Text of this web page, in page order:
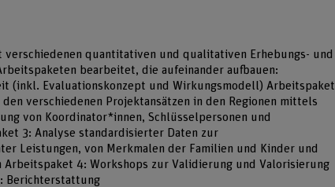
verschiedenen quantitativen und qualitativen Erhebungs- und
bearbeitet, die aufeinander aufbauen:
(inkl. Evaluationskonzept und Wirkungsmodell) Arbeitspaket
verschiedenen Projektansätzen in den Regionen mittels
von Koordinator*innen, Schlüsselpersonen und
3: Analyse standardisierter Daten zur
Leistungen, von Merkmalen der Familien und Kinder und
4: Workshops zur Validierung und Valorisierung
Berichterstattung